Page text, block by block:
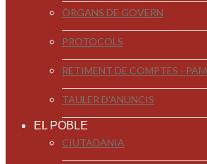
ÒRGANS DE GOVERN
PROTOCOLS
RETIMENT DE COMPTES - PAM
TAULER D'ANUNCIS
EL POBLE
CIUTADANIA